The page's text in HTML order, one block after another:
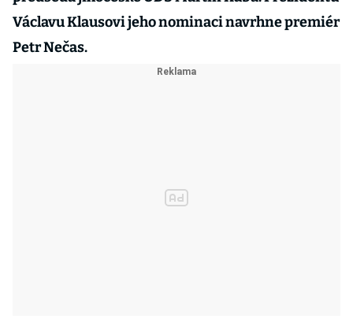
Václavu Klausovi jeho nominaci navrhne premiér
Petr Nečas.